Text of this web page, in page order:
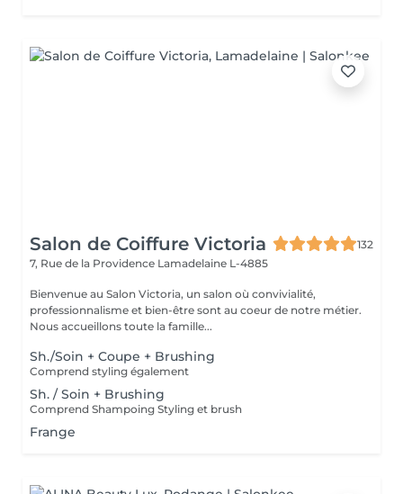
Salon de Coiffure Victoria
132
7, Rue de la Providence Lamadelaine L-4885
Bienvenue au Salon Victoria, un salon où convivialité,
professionnalisme et bien-être sont au coeur de notre métier.
Nous accueillons toute la famille...
Sh./Soin + Coupe + Brushing
Comprend styling également
Sh. / Soin + Brushing
Comprend Shampoing Styling et brush
Frange